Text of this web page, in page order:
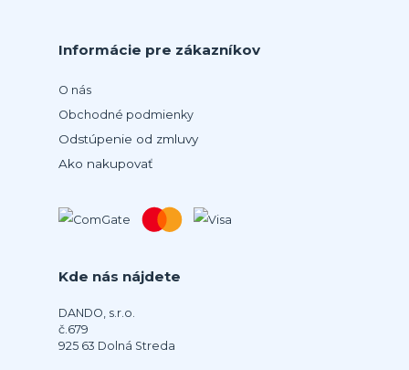
Informácie pre zákazníkov
O nás
Obchodné podmienky
Odstúpenie od zmluvy
Ako nakupovať
Kde nás nájdete
DANDO, s.r.o.
č.679
925 63 Dolná Streda